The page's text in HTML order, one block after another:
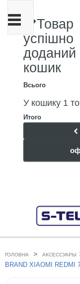
Товар
успішно
доданий
кошик
Всього
У кошику 1
Итого
Toggle
navigation
ГОЛОВНА > АКСЕССУАРЫ
BRAND XIAOMI REDMI